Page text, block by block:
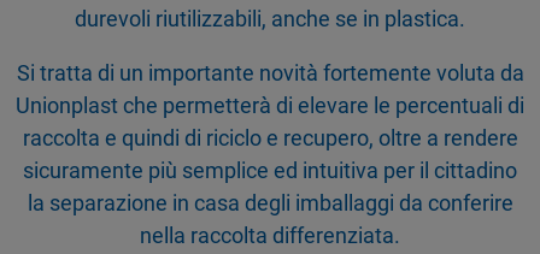
durevoli riutilizzabili, anche se in plastica.
Si tratta di un importante novità fortemente voluta da
Unionplast che permetterà di elevare le percentuali di
raccolta e quindi di riciclo e recupero, oltre a rendere
sicuramente più semplice ed intuitiva per il cittadino
la separazione in casa degli imballaggi da conferire
nella raccolta differenziata.